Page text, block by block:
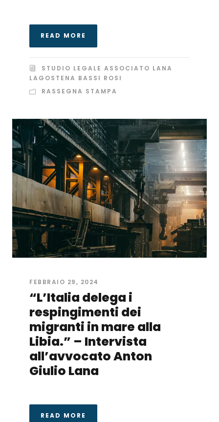
READ MORE
STUDIO LEGALE ASSOCIATO LANA
LAGOSTENA BASSI ROSI
RASSEGNA STAMPA
FEBBRAIO 29, 2024
“L’Italia delega i
respingimenti dei
migranti in mare alla
Libia.” – Intervista
all’avvocato Anton
Giulio Lana
READ MORE